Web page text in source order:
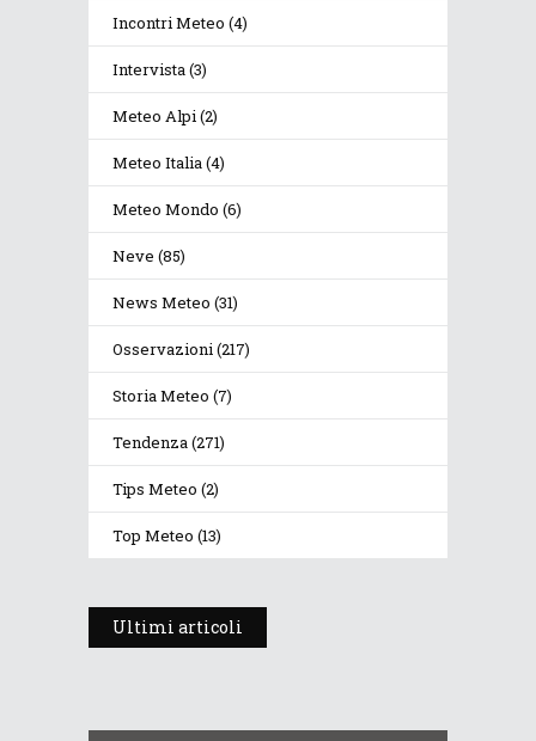
Incontri Meteo (4)
Intervista(3)
Meteo Alpi(2)
Meteo Italia(4)
Meteo Mondo (6)
Neve (85)
News Meteo (31)
Osservazioni(217)
Storia Meteo (7)
Tendenza(271)
Tips Meteo (2)
Top Meteo (13)
Ultimi articoli